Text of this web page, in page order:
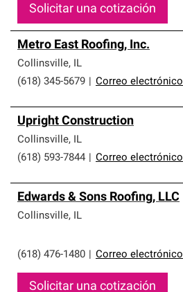
Solicitar una cotización
Metro East Roofing, Inc.
Collinsville, IL
(618) 345-5679
Correo electrónico
Upright Construction
Collinsville, IL
(618) 593-7844
Correo electrónico
Edwards & Sons Roofing, LLC
Collinsville, IL
(618) 476-1480 Correo electrónico
Solicitar una cotización